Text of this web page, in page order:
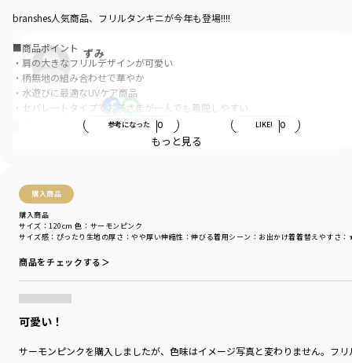
ずみ
参考になった 0 LIKE! 0
購入商品
購入商品
サイズ感 ：ぴったり 生地の厚さ ：やや厚い伸縮性 ：伸びる着用シーン ：お出かけ着着替えやすさ
サイズ：120cm 色：サーモンピンク
商品をチェックする＞
可愛い！
サーモンピンクを購入しましたが、色味はイメージ写真と変わりません。フ
branshes人気商品、フリルタンキニが今年も登場!!!!
■商品ポイント
・肩の大きなフリルデザインが可愛い
・柄無地の組み合わせで華やか
・水遊びに最適なUVケア商品
・セパレートタイプでお子さまが一人でも着脱しやすい
・選べるカラーバリエーション
・サイズ展開は90cm～150cmまで
ます
-----
伸縮性：あり
裏地：前後身頃とパンツ部分にあり
着用イメージ/カラー：ピンク
モデル：身長108.0cm 体重17kg
サイズ：サイズ110
もっと見る